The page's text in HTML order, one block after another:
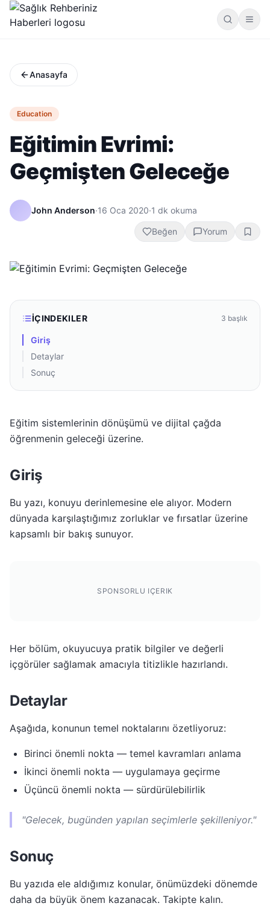
Anasayfa
Education
Eğitimin Evrimi:
Geçmişten Geleceğe
John Anderson·16 Oca 2020·1 dk okuma
Beğen Yorum
İÇINDEKILER 3 başlık
Giriş
Detaylar
Sonuç
Eğitim sistemlerinin dönüşümü ve dijital çağda
öğrenmenin geleceği üzerine.
Giriş
Bu yazı, konuyu derinlemesine ele alıyor. Modern
dünyada karşılaştığımız zorluklar ve fırsatlar üzerine
kapsamlı bir bakış sunuyor.
SPONSORLU IÇERIK
Her bölüm, okuyucuya pratik bilgiler ve değerli
içgörüler sağlamak amacıyla titizlikle hazırlandı.
Detaylar
Aşağıda, konunun temel noktalarını özetliyoruz:
Birinci önemli nokta — temel kavramları anlama
İkinci önemli nokta — uygulamaya geçirme
Üçüncü önemli nokta — sürdürülebilirlik
"Gelecek, bugünden yapılan seçimlerle şekilleniyor."
Sonuç
Bu yazıda ele aldığımız konular, önümüzdeki dönemde
daha da büyük önem kazanacak. Takipte kalın.